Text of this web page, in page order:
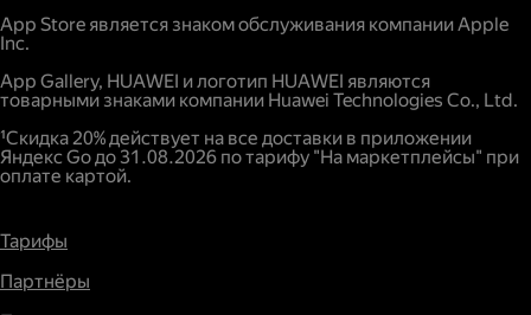
App Store является знаком обслуживания компании Apple
Inc.
App Gallery, HUAWEI и логотип HUAWEI являются
товарными знаками компании Huawei Technologies Co., Ltd.
¹Скидка 20% действует на все доставки в приложении
Яндекс Go до 31.08.2026 по тарифу "На маркетплейсы" при
оплате картой.
Тарифы
Партнёры